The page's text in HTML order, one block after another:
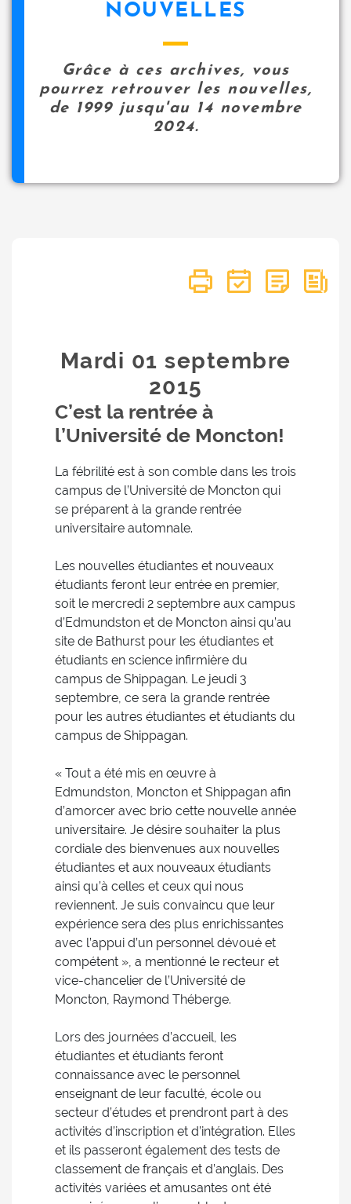
NOUVELLES
Grâce à ces archives, vous
pourrez retrouver les nouvelles,
de 1999 jusqu'au 14 novembre
2024.
Mardi 01 septembre
2015
C’est la rentrée à
l’Université de Moncton!
La fébrilité est à son comble dans les trois
campus de l’Université de Moncton qui
se préparent à la grande rentrée
universitaire automnale.
Les nouvelles étudiantes et nouveaux
étudiants feront leur entrée en premier,
soit le mercredi 2 septembre aux campus
d’Edmundston et de Moncton ainsi qu’au
site de Bathurst pour les étudiantes et
étudiants en science infirmière du
campus de Shippagan. Le jeudi 3
septembre, ce sera la grande rentrée
pour les autres étudiantes et étudiants du
campus de Shippagan.
« Tout a été mis en œuvre à
Edmundston, Moncton et Shippagan afin
d’amorcer avec brio cette nouvelle année
universitaire. Je désire souhaiter la plus
cordiale des bienvenues aux nouvelles
étudiantes et aux nouveaux étudiants
ainsi qu’à celles et ceux qui nous
reviennent. Je suis convaincu que leur
expérience sera des plus enrichissantes
avec l’appui d’un personnel dévoué et
compétent », a mentionné le recteur et
vice-chancelier de l’Université de
Moncton, Raymond Théberge.
Lors des journées d’accueil, les
étudiantes et étudiants feront
connaissance avec le personnel
enseignant de leur faculté, école ou
secteur d’études et prendront part à des
activités d’inscription et d’intégration. Elles
et ils passeront également des tests de
classement de français et d’anglais. Des
activités variées et amusantes ont été